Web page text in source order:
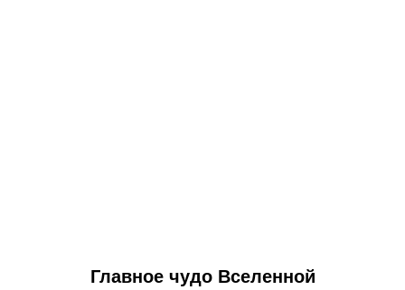
Главное чудо Вселенной